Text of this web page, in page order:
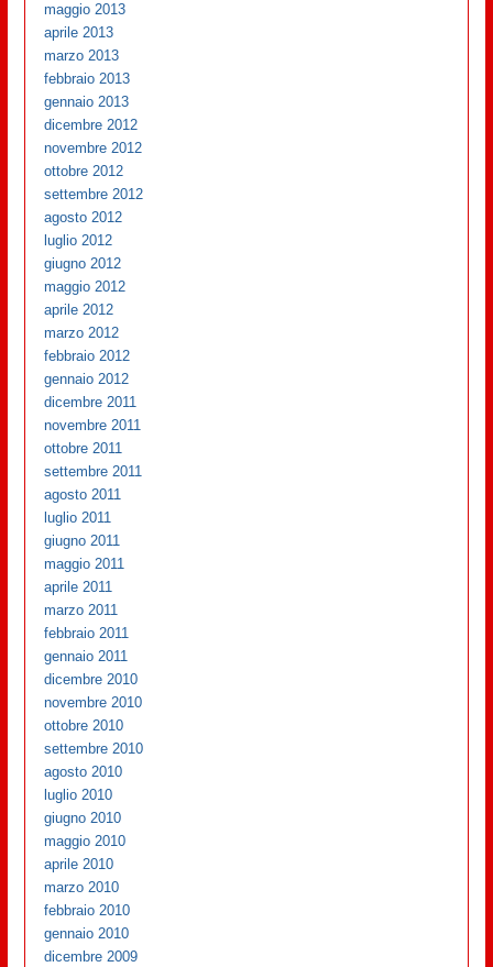
maggio 2013
aprile 2013
marzo 2013
febbraio 2013
gennaio 2013
dicembre 2012
novembre 2012
ottobre 2012
settembre 2012
agosto 2012
luglio 2012
giugno 2012
maggio 2012
aprile 2012
marzo 2012
febbraio 2012
gennaio 2012
dicembre 2011
novembre 2011
ottobre 2011
settembre 2011
agosto 2011
luglio 2011
giugno 2011
maggio 2011
aprile 2011
marzo 2011
febbraio 2011
gennaio 2011
dicembre 2010
novembre 2010
ottobre 2010
settembre 2010
agosto 2010
luglio 2010
giugno 2010
maggio 2010
aprile 2010
marzo 2010
febbraio 2010
gennaio 2010
dicembre 2009